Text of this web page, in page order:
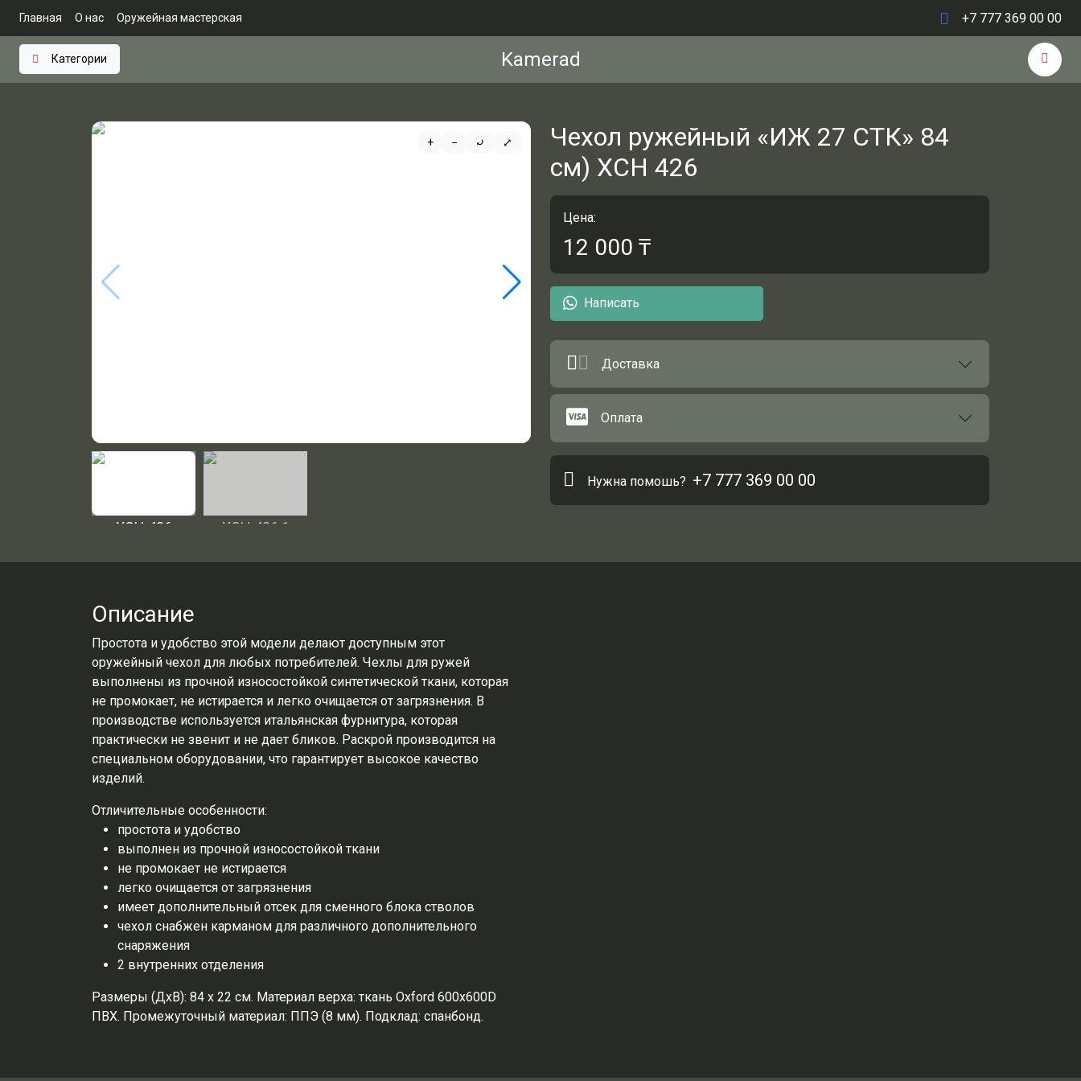
Главная О нас Оружейная мастерская +7 777 369 00 00
Категории Kamerad
+ − ⤾ ⤢
Чехол ружейный «ИЖ 27 СТК» 84
см) ХСН 426
Цена:
12 000 ₸
Написать
Доставка
Оплата
Нужна помошь? +7 777 369 00 00
Описание
Простота и удобство этой модели делают доступным этот
оружейный чехол для любых потребителей. Чехлы для ружей
выполнены из прочной износостойкой синтетической ткани, которая
не промокает, не истирается и легко очищается от загрязнения. В
производстве используется итальянская фурнитура, которая
практически не звенит и не дает бликов. Раскрой производится на
специальном оборудовании, что гарантирует высокое качество
изделий.
Отличительные особенности:
простота и удобство
выполнен из прочной износостойкой ткани
не промокает не истирается
легко очищается от загрязнения
имеет дополнительный отсек для сменного блока стволов
чехол снабжен карманом для различного дополнительного
снаряжения
2 внутренних отделения
Размеры (ДхВ): 84 х 22 см. Материал верха: ткань Oxford 600х600D
ПВХ. Промежуточный материал: ППЭ (8 мм). Подклад: спанбонд.